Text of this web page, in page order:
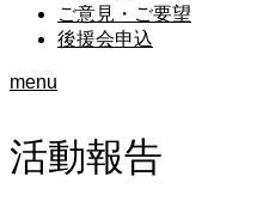
ご意見・ご要望
後援会申込
menu
活動報告